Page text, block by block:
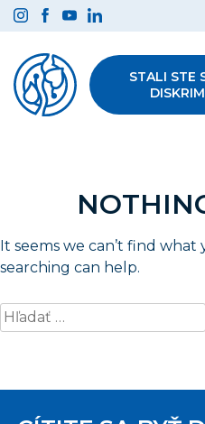
Preskočiť
na
obsah
STALI STE
It seems we can’t find what
searching can help.
Hľadať: